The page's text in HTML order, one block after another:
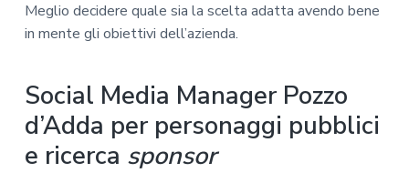
Meglio decidere quale sia la scelta adatta avendo bene
in mente gli obiettivi dell’azienda.
Social Media Manager Pozzo
d’Adda per personaggi pubblici
e ricerca sponsor